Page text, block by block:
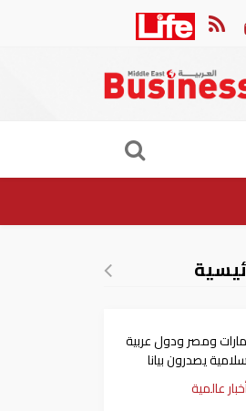
استثمارات تتجاوز 771 مليون درهم
ومصر ودول عربية
يصدرون بيانا
بشأن الانتهاكات
في غزةعالمية